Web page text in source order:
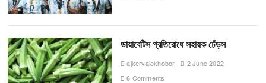
ডায়াবেটিস প্রতিরোধে সহায়ক ঢেঁড়স
ajkervalokhobor
2 June 2022
6 Comments